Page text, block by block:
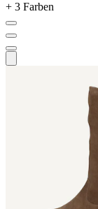
+ 3 Farben